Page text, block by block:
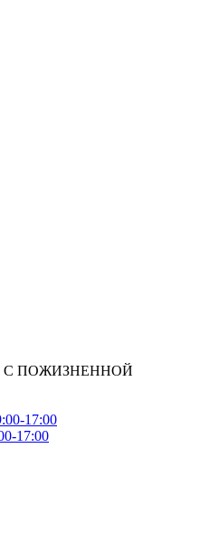
С ПОЖИЗНЕННОЙ
17:00
17:00